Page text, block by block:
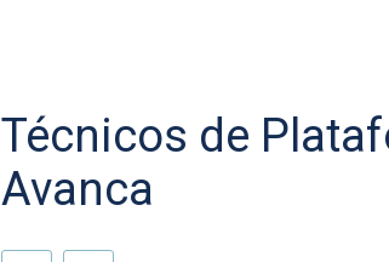
Técnicos de
Avanca